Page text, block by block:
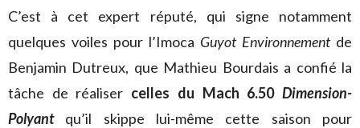
C’est à cet expert réputé, qui signe notamment
quelques voiles pour l’Imoca Guyot Environnementde
Benjamin Dutreux, que Mathieu Bourdais a confié la
tâche de réaliser celles du Mach 6.50Dimension-
Polyantqu’il skippe lui-même cette saison pour